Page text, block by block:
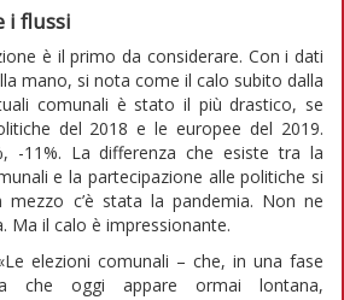
i flussi
è il primo da considerare. Con i dati
mano, si nota come il calo subito dalla
comunali è stato il più drastico, se
del 2018 e le europee del 2019.
-11%. La differenza che esiste tra la
e la partecipazione alle politiche si
mezzo c’è stata la pandemia. Non ne
Ma il calo è impressionante.
elezioni comunali – che, in una fase
che oggi appare ormai lontana,